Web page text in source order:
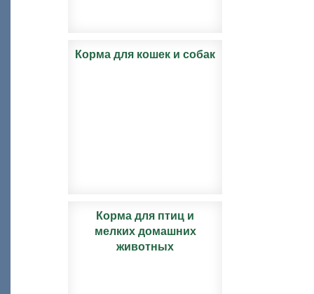
Корма для кошек и собак
Корма для птиц и
мелких домашних
животных